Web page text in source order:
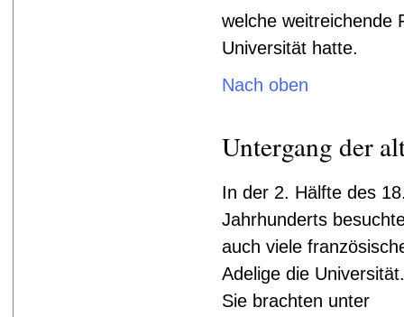
welche weitreichende
Universität hatte.
Nach oben
Untergang der
In der 2. Hälfte des
Jahrhunderts
auch viele
Adelige die
Sie brachten unter